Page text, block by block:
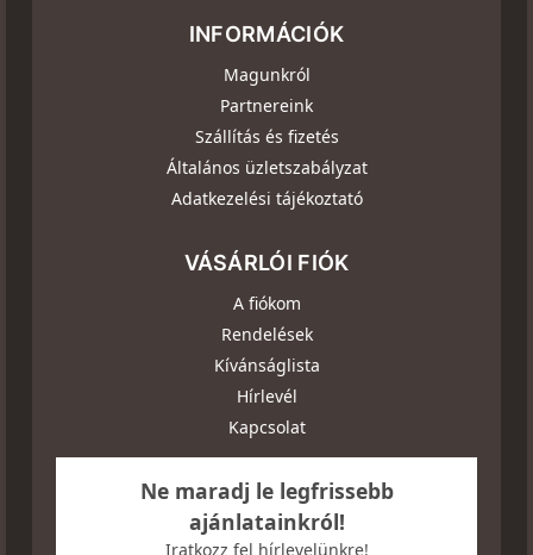
INFORMÁCIÓK
Magunkról
Partnereink
Szállítás és fizetés
Általános üzletszabályzat
Adatkezelési tájékoztató
VÁSÁRLÓI FIÓK
A fiókom
Rendelések
Kívánságlista
Hírlevél
Kapcsolat
Ne maradj le legfrissebb
ajánlatainkról!
Iratkozz fel hírlevelünkre!